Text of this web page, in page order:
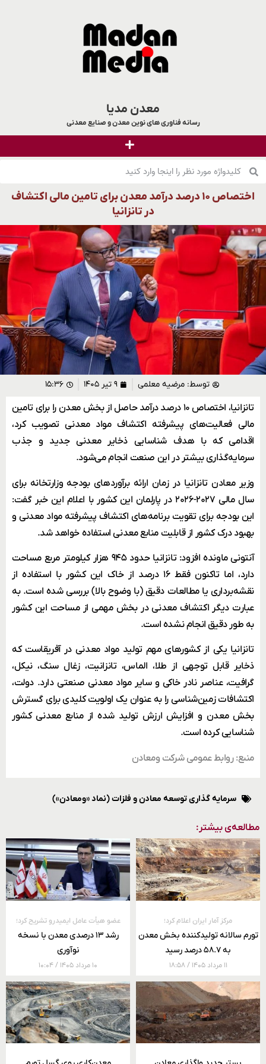
معدن مدیا
رسانه فناوری های نوین معدن و صنایع معدنی
اختصاص ۱۰ درصد درآمد معدن برای تامین مالی اکتشاف
در تانزانیا
توسط: مرضیه معلمی ۹ تیر ۱۴۰۵ ۱۵:۳۶
تانزانیا، اختصاص ۱۰ درصد درآمد حاصل از بخش معدن را برای تامین
مالی فعالیت‌های پیشرفته اکتشاف مواد معدنی تصویب کرد،
اقدامی که با هدف شناسایی ذخایر معدنی جدید و جذب
سرمایه‌گذاری بیشتر در این صنعت انجام می‌شود.
وزیر معادن تانزانیا در زمان ارائه برآوردهای بودجه وزارتخانه برای
سال مالی ۲۰۲۷-۲۰۲۶ در پارلمان این کشور با اعلام این خبر گفت:
این بودجه برای تقویت برنامه‌های اکتشاف پیشرفته مواد معدنی و
بهبود درک کشور از قابلیت منابع معدنی استفاده خواهد شد.
آنتونی ماونده افزود: تانزانیا حدود ۹۴۵ هزار کیلومتر مربع مساحت
دارد، اما تاکنون فقط ۱۶ درصد از خاک این کشور با استفاده از
نقشه‌برداری یا مطالعات دقیق (با وضوح بالا) بررسی شده است. به
عبارت دیگر اکتشاف معدنی در بخش مهمی از مساحت این کشور
به طور دقیق انجام نشده است.
تانزانیا یکی از کشورهای مهم تولید مواد معدنی در آفریقاست که
ذخایر قابل توجهی از طلا، الماس، تانزانیت، زغال سنگ، نیکل،
گرافیت، عناصر نادر خاکی و سایر مواد معدنی صنعتی دارد. دولت،
اکتشافات زمین‌شناسی را به عنوان یک اولویت کلیدی برای گسترش
بخش معدن و افزایش ارزش تولید شده از منابع معدنی کشور
شناسایی کرده است.
منبع: روابط عمومی شرکت ومعادن
سرمایه گذاری توسعه معادن و فلزات (نماد «ومعادن»)
مطالعه‌ی بیشتر:
مرکز آمار ایران اعلام کرد؛
تورم سالانه تولیدکننده بخش معدن
به ۵۸.۷ درصد رسید
۱۱ مرداد ۱۴۰۵ ۱۸:۵۸
عضو هیأت عامل ایمیدرو تشریح کرد؛
رشد ۱۳ درصدی معدن با نسخه
نوآوری
۱۰ مرداد ۱۴۰۵